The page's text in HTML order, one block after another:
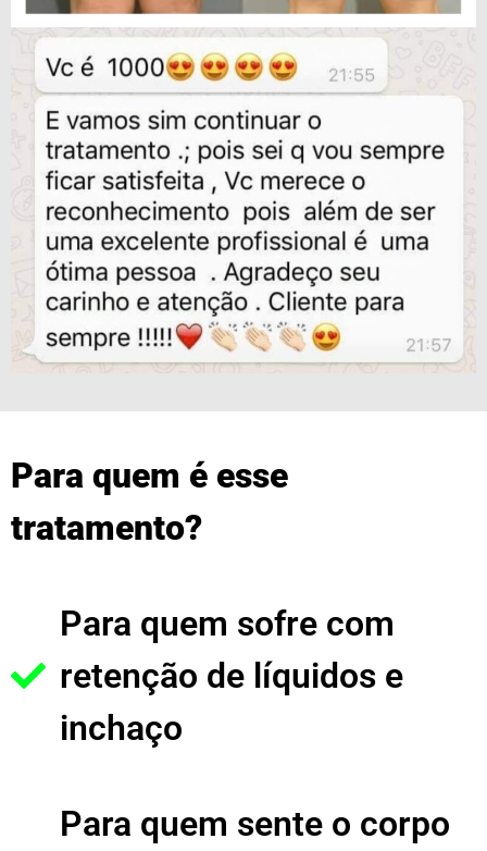
Para quem é esse
tratamento?
Para quem sofre com
retenção de líquidos e
inchaço
Para quem sente o corpo